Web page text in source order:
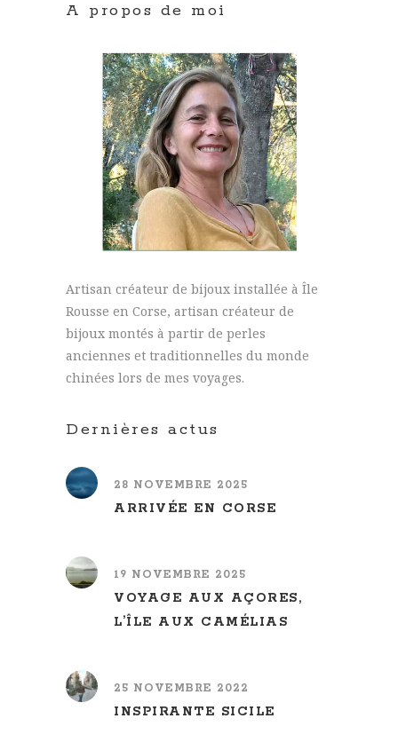
A propos de moi
Artisan créateur de bijoux installée à Île
Rousse en Corse, artisan créateur de
bijoux montés à partir de perles
anciennes et traditionnelles du monde
chinées lors de mes voyages.
Dernières actus
28 NOVEMBRE 2025
ARRIVÉE EN CORSE
19 NOVEMBRE 2025
VOYAGE AUX AÇORES,
L’ÎLE AUX CAMÉLIAS
25 NOVEMBRE 2022
INSPIRANTE SICILE